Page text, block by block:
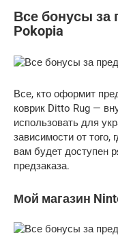
Все бонусы за
Pokopia
Все, кто оформит
коврик Ditto Rug —
использовать для
зависимости от
вам будет доступен
предзаказа.
Мой магазин